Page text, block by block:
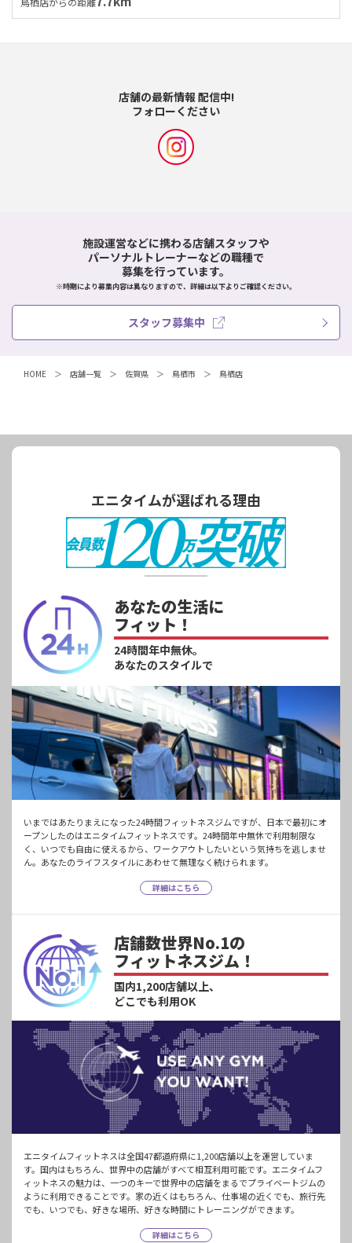
店舗の最新情報 配信中!
フォローください
施設運営などに携わる店舗スタッフや
パーソナルトレーナーなどの職種で
募集を行っています。
※時期により募集内容は異なりますので、詳細は以下よりご確認ください。
スタッフ募集中
HOME 店舗一覧 佐賀県 鳥栖市 鳥栖店
エニタイムが選ばれる理由
あなたの生活に
フィット！
24時間年中無休。
あなたのスタイルで
いまではあたりまえになった24時間フィットネスジムですが、日本で最初にオ
ープンしたのはエニタイムフィットネスです。24時間年中無休で利用制限な
く、いつでも自由に使えるから、ワークアウトしたいという気持ちを逃しませ
ん。あなたのライフスタイルにあわせて無理なく続けられます。
詳細はこちら
店舗数世界No.1の
フィットネスジム！
国内1,200店舗以上、
どこでも利用OK
エニタイムフィットネスは全国47都道府県に1,200店舗以上を運営していま
す。国内はもちろん、世界中の店舗がすべて相互利用可能です。エニタイムフ
ィットネスの魅力は、一つのキーで世界中の店舗をまるでプライベートジムの
ように利用できることです。家の近くはもちろん、仕事場の近くでも、旅行先
でも、いつでも、好きな場所、好きな時間にトレーニングができます。
詳細はこちら